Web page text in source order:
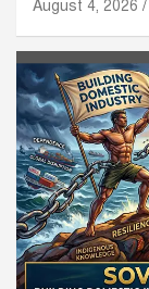
August 4, 2026